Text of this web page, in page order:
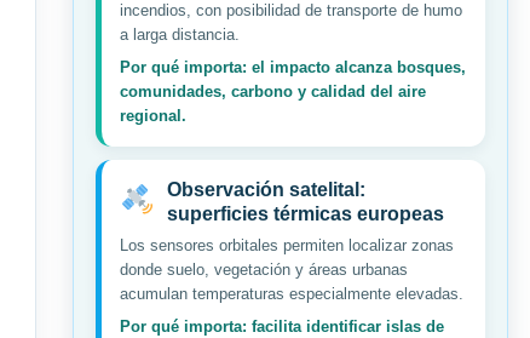
incendios, con posibilidad de transporte de humo
a larga distancia.
Por qué importa: el impacto alcanza bosques,
comunidades, carbono y calidad del aire
regional.
Observación satelital:
superficies térmicas europeas
Los sensores orbitales permiten localizar zonas
donde suelo, vegetación y áreas urbanas
acumulan temperaturas especialmente elevadas.
Por qué importa: facilita identificar islas de